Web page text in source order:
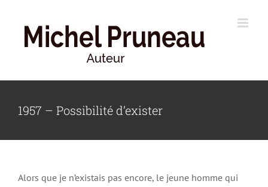
content
1957 – Possibilité d’exister
Alors que je n’existais pas encore, le jeune homme qui